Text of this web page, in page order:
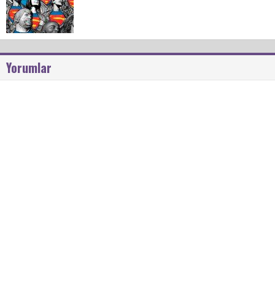
Yorumlar